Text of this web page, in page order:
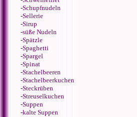
-Schupfnudeln
-Sellerie
-Sirup
-süße Nudeln
-Spätzle
-Spaghetti
-Spargel
-Spinat
-Stachelbeeren
-Stachelbeerkuchen
-Steckrüben
-Streuselkuchen
-Suppen
-kalte Suppen